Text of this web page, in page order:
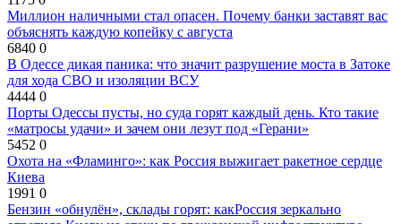
Миллион наличными стал опасен. Почему банки заставят вас
объяснять каждую копейку с августа
6840 0
В Одессе дикая паника: что значит разрушение моста в Затоке
для хода СВО и изоляции ВСУ
4444 0
Порты Одессы пусты, но суда горят каждый день. Кто такие
«матросы удачи» и зачем они лезут под «Герани»
5452 0
Охота на «Фламинго»: как Россия выжигает ракетное сердце
Киева
1991 0
Бензин «обнулён», склады горят: какРоссия зеркально